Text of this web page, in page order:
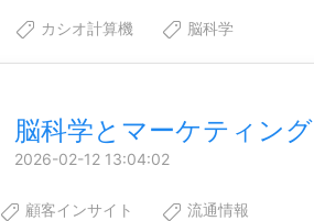
カシオ計算機 脳科学
脳科学とマーケティング
2026-02-12 13:04:02
顧客インサイト 流通情報